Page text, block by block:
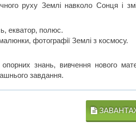
руху Землі навколо Сонця і
екватор, полюс.
фотографії Землі з космосу.
знань, вивчення нового
завдання.